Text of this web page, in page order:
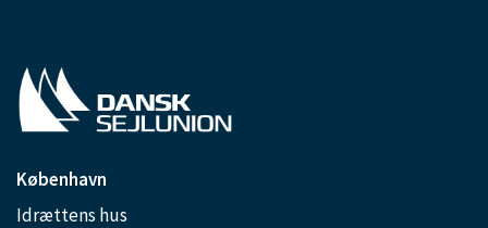
København
Idrættens hus